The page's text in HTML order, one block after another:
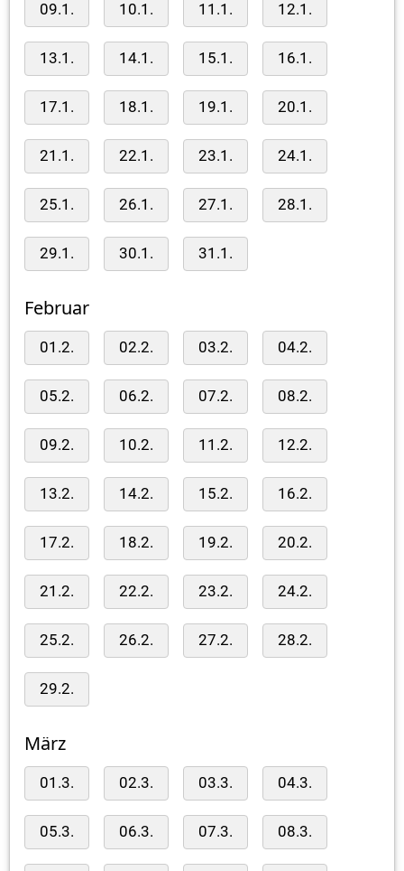
09.1. 10.1. 11.1. 12.1.
13.1. 14.1. 15.1. 16.1.
17.1. 18.1. 19.1. 20.1.
21.1. 22.1. 23.1. 24.1.
25.1. 26.1. 27.1. 28.1.
29.1. 30.1. 31.1.
Februar
01.2. 02.2. 03.2. 04.2.
05.2. 06.2. 07.2. 08.2.
09.2. 10.2. 11.2. 12.2.
13.2. 14.2. 15.2. 16.2.
17.2. 18.2. 19.2. 20.2.
21.2. 22.2. 23.2. 24.2.
25.2. 26.2. 27.2. 28.2.
29.2.
März
01.3. 02.3. 03.3. 04.3.
05.3. 06.3. 07.3. 08.3.